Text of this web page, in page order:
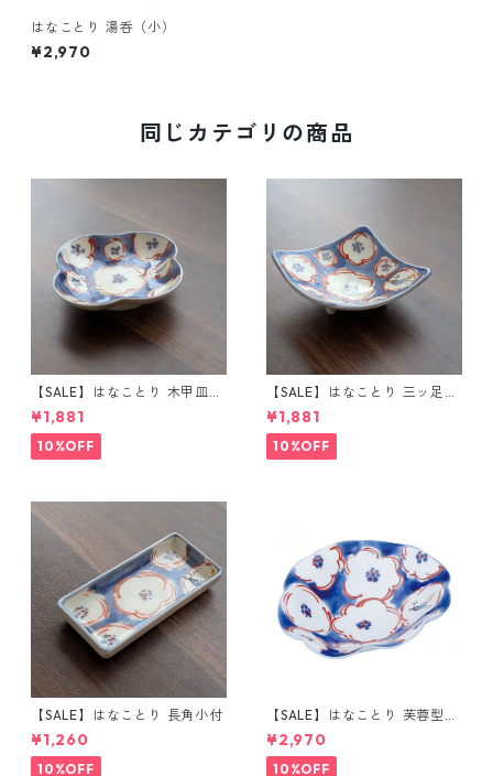
はなことり 湯呑（小）
¥2,970
同じカテゴリの商品
【SALE】はなことり 木甲皿
(小)
¥1,881
10%OFF
【SALE】はなことり 三ッ足角
小付
¥1,881
10%OFF
【SALE】はなことり 長角小付
¥1,260
10%OFF
【SALE】はなことり 芙蓉型小
鉢
¥2,970
10%OFF